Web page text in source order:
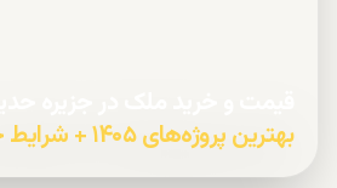
بهترین پروژه‌های ۱۴۰۵ + شرایط خرید اقساطی